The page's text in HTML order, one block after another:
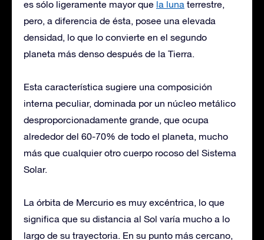
es sólo ligeramente mayor que la luna terrestre,
pero, a diferencia de ésta, posee una elevada
densidad, lo que lo convierte en el segundo
planeta más denso después de la Tierra.
Esta característica sugiere una composición
interna peculiar, dominada por un núcleo metálico
desproporcionadamente grande, que ocupa
alrededor del 60-70% de todo el planeta, mucho
más que cualquier otro cuerpo rocoso del Sistema
Solar.
La órbita de Mercurio es muy excéntrica, lo que
significa que su distancia al Sol varía mucho a lo
largo de su trayectoria. En su punto más cercano,